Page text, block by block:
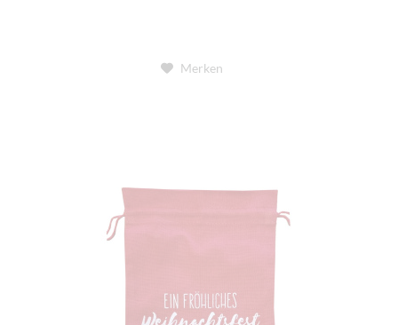
Merken